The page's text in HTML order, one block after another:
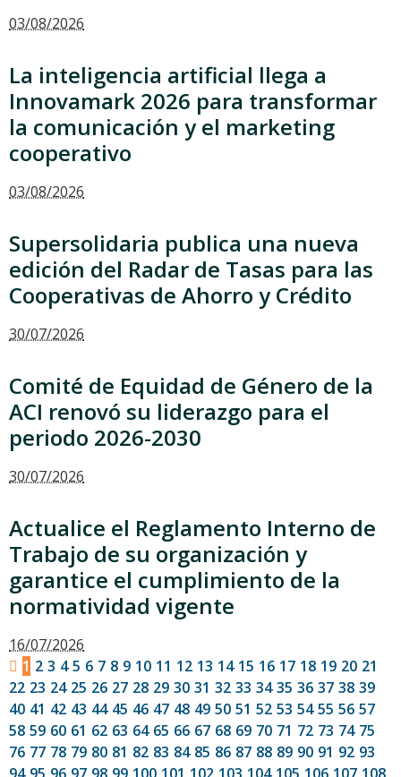
03/08/2026
La inteligencia artificial llega a
Innovamark 2026 para transformar
la comunicación y el marketing
cooperativo
03/08/2026
Supersolidaria publica una nueva
edición del Radar de Tasas para las
Cooperativas de Ahorro y Crédito
30/07/2026
Comité de Equidad de Género de la
ACI renovó su liderazgo para el
periodo 2026-2030
30/07/2026
Actualice el Reglamento Interno de
Trabajo de su organización y
garantice el cumplimiento de la
normatividad vigente
16/07/2026
1 2 3 4 5 6 7 8 9 10 11 12 13 14 15 16 17 18 19 20 21
22 23 24 25 26 27 28 29 30 31 32 33 34 35 36 37 38 39
40 41 42 43 44 45 46 47 48 49 50 51 52 53 54 55 56 57
58 59 60 61 62 63 64 65 66 67 68 69 70 71 72 73 74 75
76 77 78 79 80 81 82 83 84 85 86 87 88 89 90 91 92 93